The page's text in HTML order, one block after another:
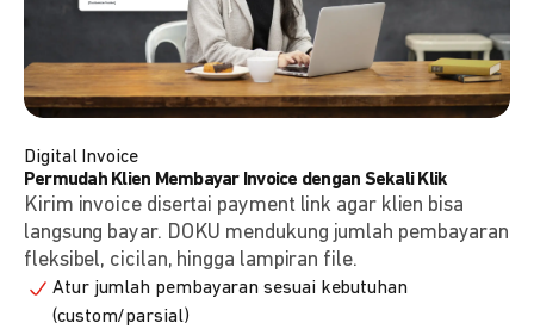
Digital Invoice
Permudah Klien Membayar Invoice dengan Sekali Klik
Kirim invoice disertai payment link agar klien bisa
langsung bayar. DOKU mendukung jumlah pembayaran
fleksibel, cicilan, hingga lampiran file.
Atur jumlah pembayaran sesuai kebutuhan
(custom/parsial)